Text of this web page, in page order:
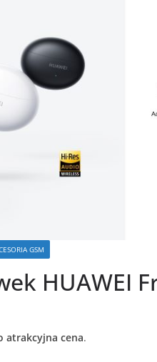
GSM
HUAWEI
atrakcyjna cena.